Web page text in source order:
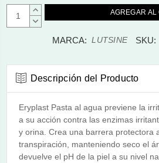
AUMENTAR
CANTIDAD:
DISMINUIR
MARCA: LUTSINE SKU:
Descripción del Producto
Eryplast Pasta al agua previene la
a su acción contra las enzimas
y orina. Crea una barrera protectora
transpiración, manteniendo seco el
devuelve el pH de la piel a su nivel